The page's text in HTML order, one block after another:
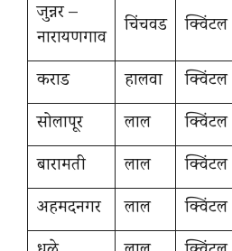
जुन्नर –
नारायणगाव
चिंचवड क्विंटल
कराड हालवा क्विंटल
सोलापूर
लाल क्विंटल
बारामती
लाल क्विंटल
अहमदनगर
लाल क्विंटल